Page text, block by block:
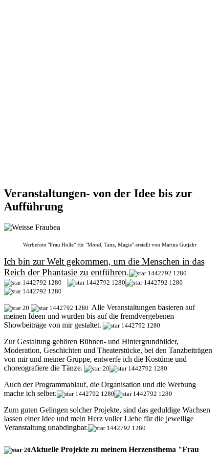
Veranstaltungen- von der Idee bis zur
Aufführung
Werbefoto "Frau Holle" für "Mond, Tanz, Magie" erstellt von Marina Gutjahr
Ich bin zur Welt gekommen, um die Menschen in das
Reich der Phantasie zu entführen.
Alle Veranstaltungen basieren auf
meinen Ideen und wurden bis auf die fremdvergebenen
Showbeiträge von mir gestaltet.
Zur Gestaltung gehören Bühnen- und Hintergrundbilder,
Moderation, Geschichten und Theaterstücke, bei den Tanzbeiträgen
von mir und meiner Gruppe, entwerfe ich die Kostüme und
choreografiere die Tänze.
Auch der Programmablauf, die Organisation und die Werbung
mache ich selber.
Zum guten Gelingen solcher Projekte, sind das geduldige Wachsen
lassen einer Idee und mein Herz voller Liebe für die jeweilige
Veranstaltung unabdingbar.
Aktuelle Projekte zu meinem Herzensthema "Frau